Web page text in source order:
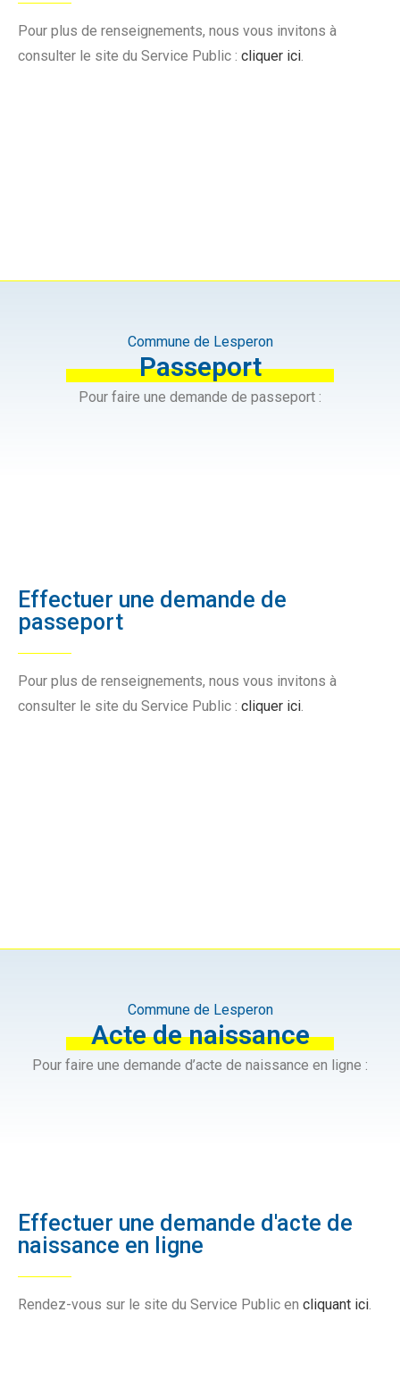
Pour plus de renseignements, nous vous invitons à
consulter le site du Service Public : cliquer ici.
Commune de Lesperon
Passeport
Pour faire une demande de passeport :
Effectuer une demande de
passeport
Pour plus de renseignements, nous vous invitons à
consulter le site du Service Public : cliquer ici
Commune de Lesperon
Acte de naissance
Pour faire une demande d’acte de naissance en ligne :
Effectuer une demande d'acte de
naissance en ligne
Rendez-vous sur le site du Service Public en cliquant ici